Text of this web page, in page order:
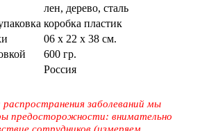
лен, дерево, сталь
коробка пластик
06 х 22 х 38 см.
600 гр.
Россия
заболеваний мы
предосторожности: внимательно